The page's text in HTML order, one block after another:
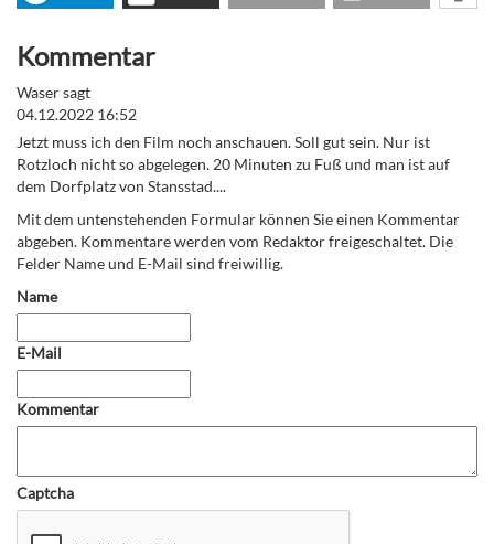
Kommentar
Waser sagt
04.12.2022 16:52
Jetzt muss ich den Film noch anschauen. Soll gut sein. Nur ist
Rotzloch nicht so abgelegen. 20 Minuten zu Fuß und man ist auf
dem Dorfplatz von Stansstad....
Mit dem untenstehenden Formular können Sie einen Kommentar
abgeben. Kommentare werden vom Redaktor freigeschaltet. Die
Felder Name und E-Mail sind freiwillig.
Name
E-Mail
Kommentar
Captcha